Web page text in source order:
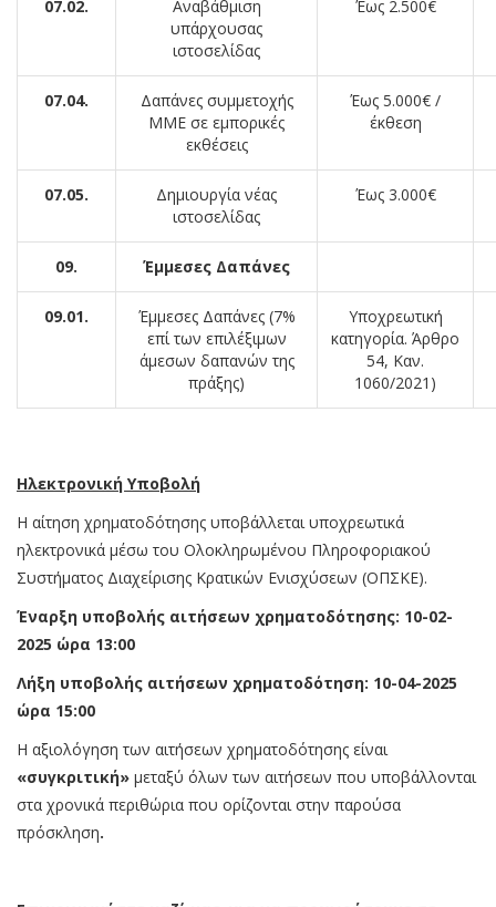
07.02.
Αναβάθμιση
υπάρχουσας
ιστοσελίδας
Έως 2.500€
07.04.
Δαπάνες συμμετοχής
ΜΜΕ σε εμπορικές
εκθέσεις
Έως 5.000€ /
έκθεση
07.05.
Δημιουργία νέας
ιστοσελίδας
Έως 3.000€
09. Έμμεσες Δαπάνες
09.01.
Έμμεσες Δαπάνες (7%
επί των επιλέξιμων
άμεσων δαπανών της
πράξης)
Υποχρεωτική
κατηγορία. Άρθρο
54, Καν.
1060/2021)
Ηλεκτρονική Υποβολή
Η αίτηση χρηματοδότησης υποβάλλεται υποχρεωτικά
ηλεκτρονικά μέσω του Ολοκληρωμένου Πληροφοριακού
Συστήματος Διαχείρισης Κρατικών Ενισχύσεων (ΟΠΣΚΕ).
Έναρξη υποβολής αιτήσεων χρηματοδότησης: 10-02-
2025 ώρα 13:00
Λήξη υποβολής αιτήσεων χρηματοδότηση: 10-04-2025
ώρα 15:00
Η αξιολόγηση των αιτήσεων χρηματοδότησης είναι
«συγκριτική» μεταξύ όλων των αιτήσεων που υποβάλλονται
στα χρονικά περιθώρια που ορίζονται στην παρούσα
πρόσκληση.